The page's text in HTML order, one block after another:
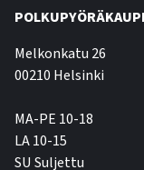
Melkonkatu 26
00210 Helsinki
MA-PE 10-18
LA 10-15
SU Suljettu